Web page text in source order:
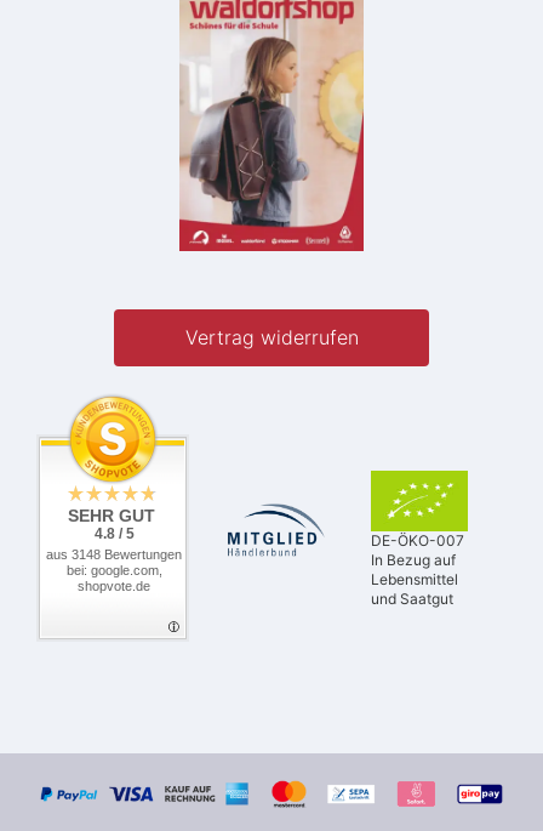
Vertrag widerrufen
SEHR GUT
4.8 / 5
aus 3148 Bewertungen
bei: google.com,
shopvote.de
DE-ÖKO-007
In Bezug auf
Lebensmittel
und Saatgut